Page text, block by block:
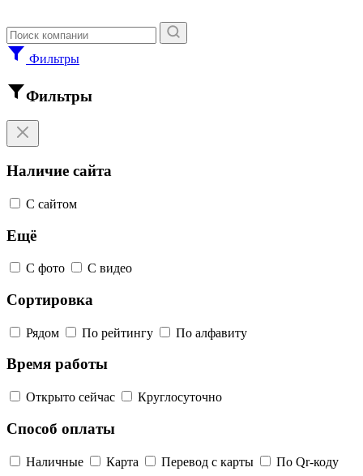
Фильтры
Фильтры
Наличие сайта
С сайтом
Ещё
С фото С видео
Сортировка
Рядом По рейтингу По алфавиту
Время работы
Открыто сейчас Круглосуточно
Способ оплаты
Наличные Карта Перевод с карты По Qr-коду